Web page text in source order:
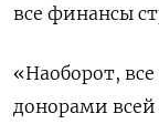
все финансы
«Наоборот,
донорами